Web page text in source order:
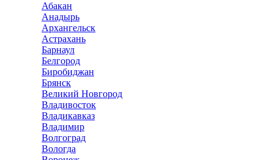
Абакан
Анадырь
Архангельск
Астрахань
Барнаул
Белгород
Биробиджан
Брянск
Великий Новгород
Владивосток
Владикавказ
Владимир
Волгоград
Вологда